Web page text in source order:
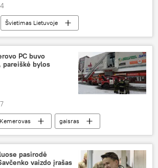
Švietimas Lietuvoje
darželiai mokyklos
PC buvo
pareiškė bylos
Kemerovas
gaisras
Kemerovo prekybos centre
pasirodė
vaizdo įrašas